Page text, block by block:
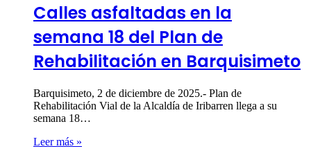
Calles asfaltadas en la
semana 18 del Plan de
Rehabilitación en Barquisimeto
Barquisimeto, 2 de diciembre de 2025.- Plan de
Rehabilitación Vial de la Alcaldía de Iribarren llega a su
semana 18…
Leer más »